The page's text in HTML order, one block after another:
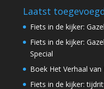
Laatst
Fiets in de kijker:
Fiets in de kijker:
Special
Boek Het Verhaal van
Fiets in de kijker: